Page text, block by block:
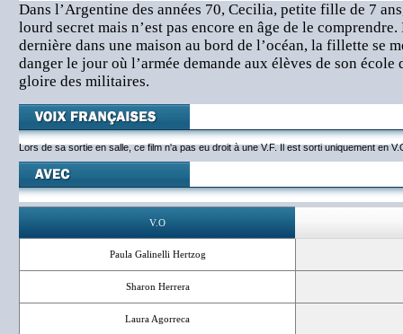
Dans l’Argentine des années 70, Cecilia, petite fille de 7
lourd secret mais n’est pas encore en âge de le
dernière dans une maison au bord de l’océan, la fillette se
danger le jour où l’armée demande aux élèves de son
gloire des militaires.
Lors de sa sortie en salle, ce film n'a pas eu droit à une V.F. Il est sorti uniquement en
V.O
Paula Galinelli Hertzog
Sharon Herrera
Laura Agorreca